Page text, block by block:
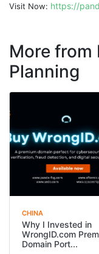
Visit Now: https://
More from
Planning
CHINA
Why I Invested in
WrongID.com
Domain Port...